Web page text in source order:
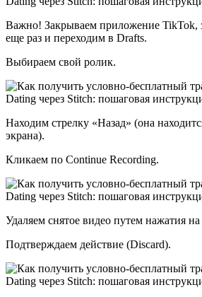
Важно! Закрываем приложение TikTok,
еще раз и переходим в Drafts.
Выбираем свой ролик.
Находим стрелку «Назад» (она
экрана).
Кликаем по Continue Recording.
Удаляем снятое видео путем нажатия
Подтверждаем действие (Discard).